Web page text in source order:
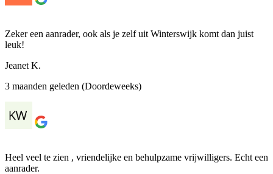
Zeker een aanrader, ook als je zelf uit Winterswijk komt dan juist
leuk!
Jeanet K.
3 maanden geleden (Doordeweeks)
Heel veel te zien , vriendelijke en behulpzame vrijwilligers. Echt een
aanrader.